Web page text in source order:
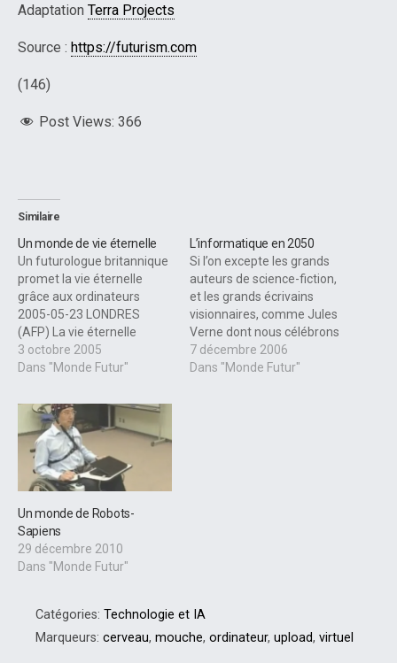
Adaptation Terra Projects
Source : https://futurism.com
(146)
Post Views: 366
Similaire
Un monde de vie éternelle
Un futurologue britannique
promet la vie éternelle
grâce aux ordinateurs
2005-05-23 LONDRES
(AFP) La vie éternelle
deviendra possible vers la
moitié du 21e siècle grâce
alors capable de stocker le
contenu d'un cerveau
humain, estime un
futurologue britannique.
Observera t-on alors à un
tournant de l'age…
3 octobre 2005
Dans "Monde Futur"
L’informatique en 2050
Si l’on excepte les grands
auteurs de science-fiction,
et les grands écrivains
visionnaires, comme Jules
Verne dont nous célébrons
cette année le 101e
anniversaire de sa
7 décembre 2006
Dans "Monde Futur"
Un monde de Robots-
Sapiens
29 décembre 2010
Dans "Monde Futur"
Catégories: Technologie et IA
Marqueurs: cerveau, mouche, ordinateur, upload, virtuel